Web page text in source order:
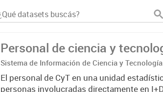
Personal de ciencia y
Sistema de Información de Ciencia y
El personal de CyT en una unidad
personas involucradas directamente en